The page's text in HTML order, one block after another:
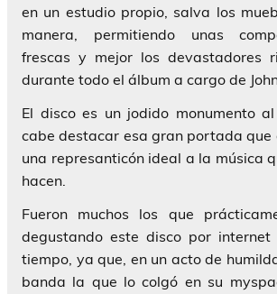
en un estudio propio, salva los
manera, permitiendo unas
frescas y mejor los devastadores
durante todo el álbum a cargo de
El disco es un jodido monumento
cabe destacar esa gran portada que
una represanticón ideal a la música
hacen.
Fueron muchos los que
degustando este disco por internet
tiempo, ya que, en un acto de
banda la que lo colgó en su